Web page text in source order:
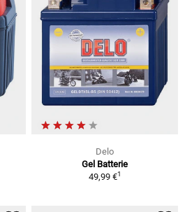
Delo
Gel Batterie
49,99 €1